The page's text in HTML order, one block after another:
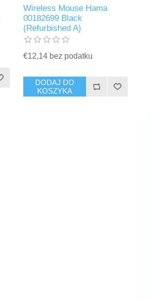
Wireless Mouse Hama
00182699 Black
(Refurbished A)
€12,14 bez podatku
DODAJ DO
KOSZYKA